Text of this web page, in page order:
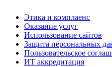
Этика и комплаенс
Оказание услуг
Использование сайтов
Защита персональных
Пользовательское
ИТ аккредитация